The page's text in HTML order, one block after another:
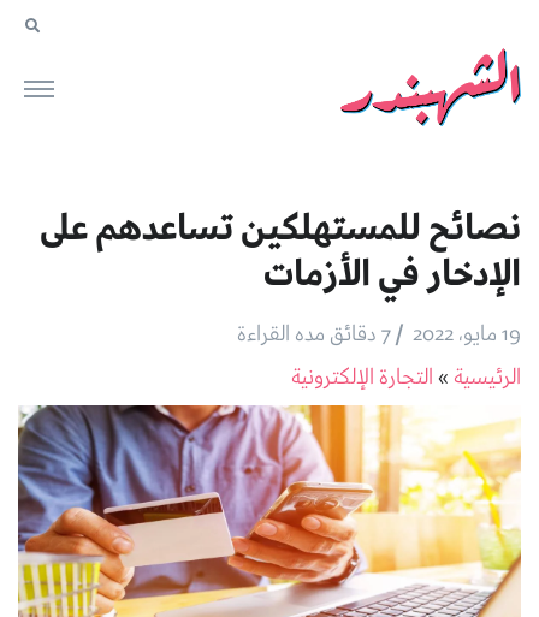
نصائح للمستهلكين تساعدهم على
الإدخار في الأزمات
19 مايو، 2022 /7 دقائق مده القراءة
الرئيسية »التجارة الإلكترونية